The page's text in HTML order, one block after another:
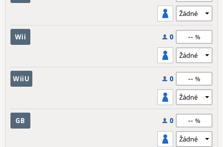
Wii 0 --
WiiU 0 --
GB 0 --